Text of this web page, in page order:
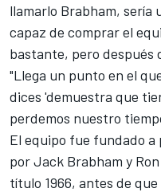
llamarlo Brabham, sería
capaz de comprar el
bastante, pero después
"Llega un punto en el
dices 'demuestra que
perdemos nuestro
El equipo fue fundado a
por Jack Brabham y
título 1966, antes de